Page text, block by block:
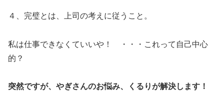
４、完璧とは、上司の考えに従うこと。
私は仕事できなくていいや！ ・・・これって自己中心
的？
突然ですが、やぎさんのお悩み、くるりが解決します！